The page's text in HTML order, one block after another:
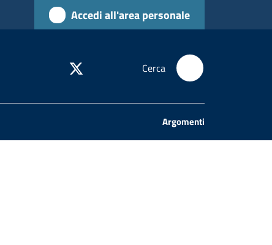
Accedi all'area personale
Cerca
Argomenti